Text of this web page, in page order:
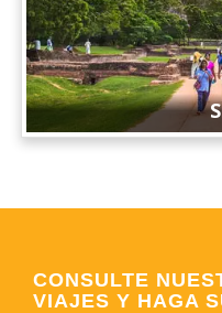
CONSULTE
VIAJES Y HAGA